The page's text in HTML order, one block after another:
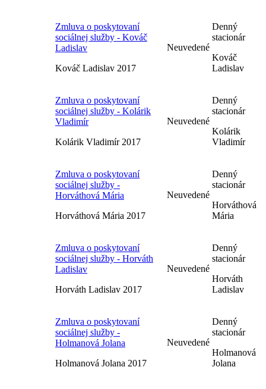
Zmluva o poskytovaní
sociálnej služby - Kováč
Ladislav
Kováč Ladislav 2017
Neuvedené
Denný
stacionár
Kováč
Ladislav
Zmluva o poskytovaní
sociálnej služby - Kolárik
Vladimír
Kolárik Vladimír 2017
Neuvedené
Denný
stacionár
Kolárik
Vladimír
Zmluva o poskytovaní
sociálnej služby -
Horváthová Mária
Horváthová Mária 2017
Neuvedené
Denný
stacionár
Horváthová
Mária
Zmluva o poskytovaní
sociálnej služby - Horváth
Ladislav
Horváth Ladislav 2017
Neuvedené
Denný
stacionár
Horváth
Ladislav
Zmluva o poskytovaní
sociálnej služby -
Holmanová Jolana
Holmanová Jolana 2017
Neuvedené
Denný
stacionár
Holmanová
Jolana